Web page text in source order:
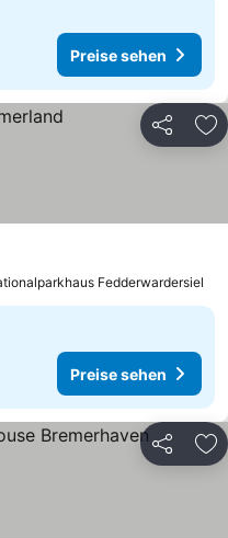
Preise sehen
Teilen
sehen
Fedderwardersiel
Preise sehen
Teilen